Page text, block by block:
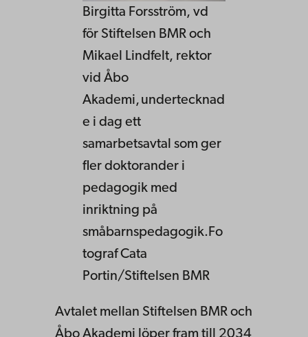
Birgitta Forsström, vd
för Stiftelsen BMR och
Mikael Lindfelt, rektor
vid Åbo
Akademi, undertecknad
e i dag ett
samarbetsavtal som ger
fler doktorander i
pedagogik med
inriktning på
småbarnspedagogik.Fo
tograf Cata
Portin/Stiftelsen BMR
Avtalet mellan Stiftelsen BMR och
Åbo Akademi löper fram till 2034